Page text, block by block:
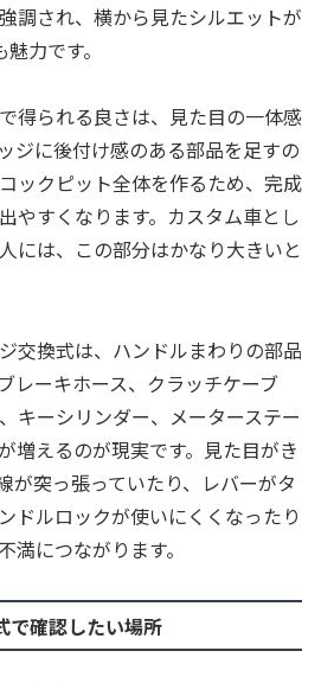
調され、横から見たシルエットが
力です。
得られる良さは、見た目の一体感
ジに後付け感のある部品を足すの
ックピット全体を作るため、完成
やすくなります。カスタム車とし
には、この部分はかなり大きいと
交換式は、ハンドルまわりの部品
レーキホース、クラッチケーブ
キーシリンダー、メーターステー
増えるのが現実です。見た目がき
が突っ張っていたり、レバーがタ
ドルロックが使いにくくなったり
満につながります。
で確認したい場所